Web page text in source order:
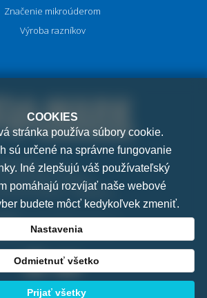
s.r.o.
Letňanům 1036/7
00 Praha 8 - Ďáblice
pramark@pramark.cz
+421 911 022 042
Značenie mikroúderom
Výroba razníkov
COOKIES
stránka používa súbory cookie.
sú určené na správne fungovanie
Iné zlepšujú váš používateľský
pomáhajú rozvíjať naše webové
budete môcť kedykoľvek zmeniť.
Nastavenia
Odmietnuť všetko
Prijať všetky